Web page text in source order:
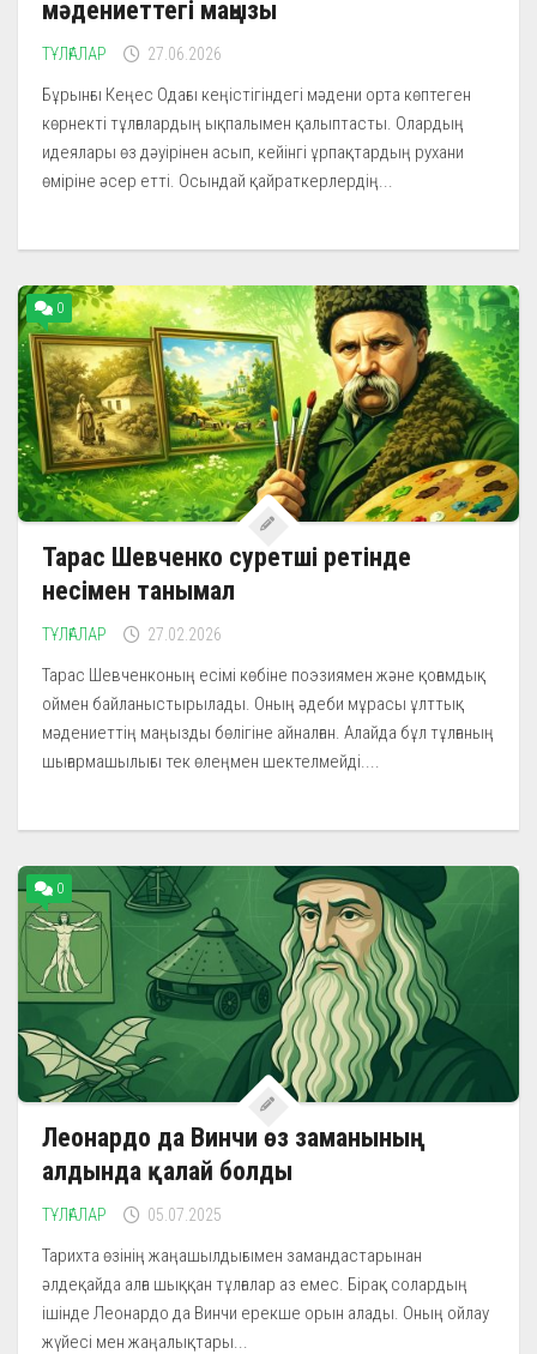
мәдениеттегі маңызы
ТҰЛҒАЛАР 27.06.2026
Бұрынғы Кеңес Одағы кеңістігіндегі мәдени орта көптеген
көрнекті тұлғалардың ықпалымен қалыптасты. Олардың
идеялары өз дәуірінен асып, кейінгі ұрпақтардың рухани
өміріне әсер етті. Осындай қайраткерлердің...
0
Тарас Шевченко суретші ретінде
несімен танымал
ТҰЛҒАЛАР 27.02.2026
Тарас Шевченконың есімі көбіне поэзиямен және қоғамдық
оймен байланыстырылады. Оның әдеби мұрасы ұлттық
мәдениеттің маңызды бөлігіне айналған. Алайда бұл тұлғаның
шығармашылығы тек өлеңмен шектелмейді....
0
Леонардо да Винчи өз заманының
алдында қалай болды
ТҰЛҒАЛАР 05.07.2025
Тарихта өзінің жаңашылдығымен замандастарынан
әлдеқайда алға шыққан тұлғалар аз емес. Бірақ солардың
ішінде Леонардо да Винчи ерекше орын алады. Оның ойлау
жүйесі мен жаңалықтары...